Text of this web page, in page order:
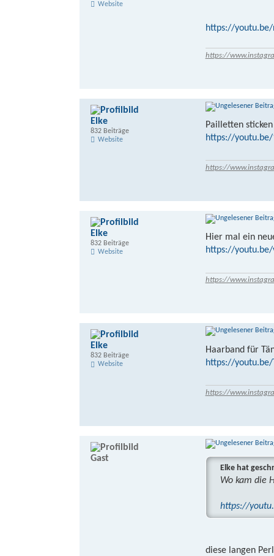
https://youtu.be/
https://
Website
Pailletten sticken
https://youtu.be/
https://
Elke
832 Beiträge
Website
Hier mal ein
https://youtu.be/
https://
Elke
832 Beiträge
Website
Haarband für
https://youtu.be/
https://
Elke
832 Beiträge
Website
Elke hat
Wo kam die
https://
diese langen
Gast